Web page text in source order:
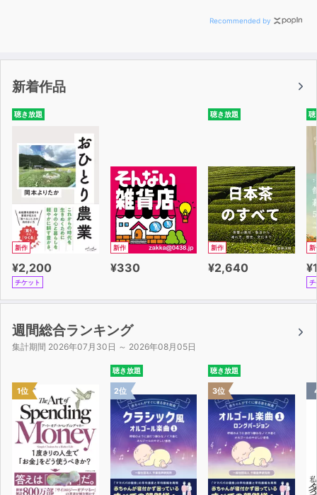
Recommended by
新着作品
聴き放題
新作
¥2,200
チケット
新作
¥330
聴き放題
新作
¥2,640
聴
新
チ
週間総合ランキング
集計期間 2026年07月30日 ～ 2026年08月05日
1位
聴き放題
2位
聴き放題
3位